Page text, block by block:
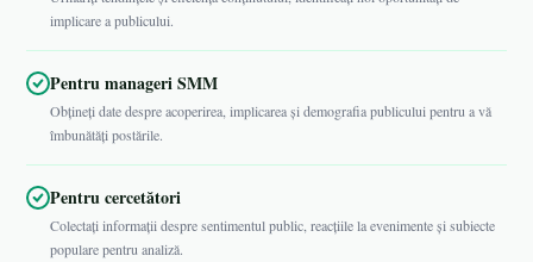
implicare a publicului.
Pentru manageri SMM
Obțineți date despre acoperirea, implicarea și demografia publicului pentru a vă
îmbunătăți postările.
Pentru cercetători
Colectați informații despre sentimentul public, reacțiile la evenimente și subiecte
populare pentru analiză.